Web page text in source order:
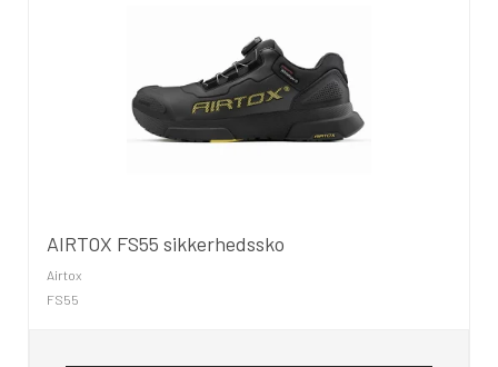
AIRTOX FS55 sikkerhedssko
Airtox
FS55